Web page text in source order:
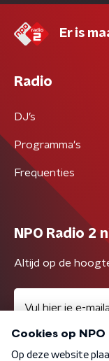
Er is
Radio
DJ’s
Programma's
Frequenties
NPO Radio 2
Altijd op de